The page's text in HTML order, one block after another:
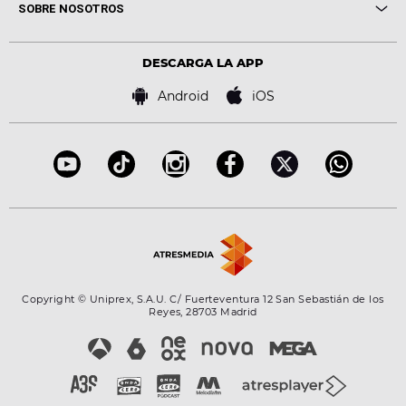
Locutores Europa FM
Cine y Televisión
Virales
SOBRE NOSOTROS
Bases de concursos
DESCARGA LA APP
Android iOS
Copyright © Uniprex, S.A.U. C/ Fuerteventura 12 San Sebastián de los
Reyes, 28703 Madrid